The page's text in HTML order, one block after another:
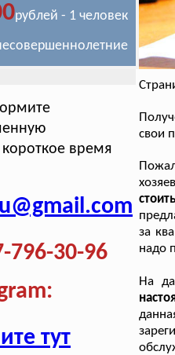
рублей - 1 человек
время
796-30-96
тут
свои
за
надо
На